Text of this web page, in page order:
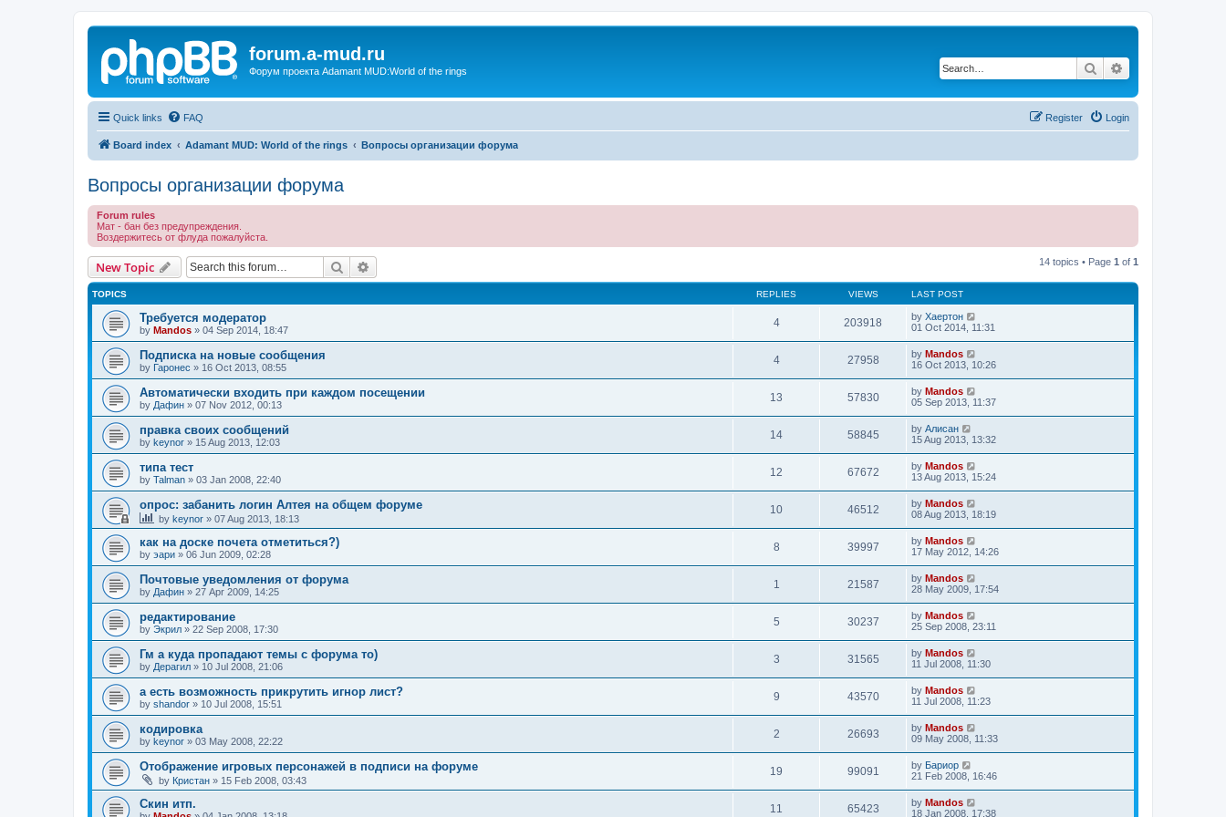
forum.a-mud.ru
Форум проекта Adamant MUD:World of the rings Search
Quick links FAQ Login
Register
Board index Adamant MUD: World of the rings Вопросы организации форума
Вопросы организации форума
Forum rules
Мат - бан без предупреждения.
Воздержитесь от флуда пожалуйста.
New Topic Search 14 topics • Page 1 of 1
TOPICS REPLIES VIEWS LAST POST
Требуется модератор
by Mandos » 04 Sep 2014, 18:47
4 203918 by Хаертон
01 Oct 2014, 11:31
Подписка на новые сообщения
by Гаронес » 16 Oct 2013, 08:55
4 27958 by Mandos
16 Oct 2013, 10:26
Автоматически входить при каждом посещении
by Дафин » 07 Nov 2012, 00:13
13 57830 by Mandos
05 Sep 2013, 11:37
правка своих сообщений
by keynor » 15 Aug 2013, 12:03
14 58845 by Алисан
15 Aug 2013, 13:32
типа тест
by Talman » 03 Jan 2008, 22:40
12 67672 by Mandos
13 Aug 2013, 15:24
опрос: забанить логин Алтея на общем форуме
by keynor » 07 Aug 2013, 18:13
10 46512 by Mandos
08 Aug 2013, 18:19
как на доске почета отметиться?)
by эари » 06 Jun 2009, 02:28
8 39997 by Mandos
17 May 2012, 14:26
Почтовые уведомления от форума
by Дафин » 27 Apr 2009, 14:25
1 21587 by Mandos
28 May 2009, 17:54
редактирование
by Экрил » 22 Sep 2008, 17:30
5 30237 by Mandos
25 Sep 2008, 23:11
Гм а куда пропадают темы с форума то)
by Дерагил » 10 Jul 2008, 21:06
3 31565 by Mandos
11 Jul 2008, 11:30
а есть возможность прикрутить игнор лист?
by shandor » 10 Jul 2008, 15:51
9 43570 by Mandos
11 Jul 2008, 11:23
кодировка
by keynor » 03 May 2008, 22:22
2 26693 by Mandos
09 May 2008, 11:33
Отображение игровых персонажей в подписи на форуме
by Кристан » 15 Feb 2008, 03:43
19 99091 by Бариор
21 Feb 2008, 16:46
Скин итп. 11 65423 by Mandos
18 Jan 2008, 17:38